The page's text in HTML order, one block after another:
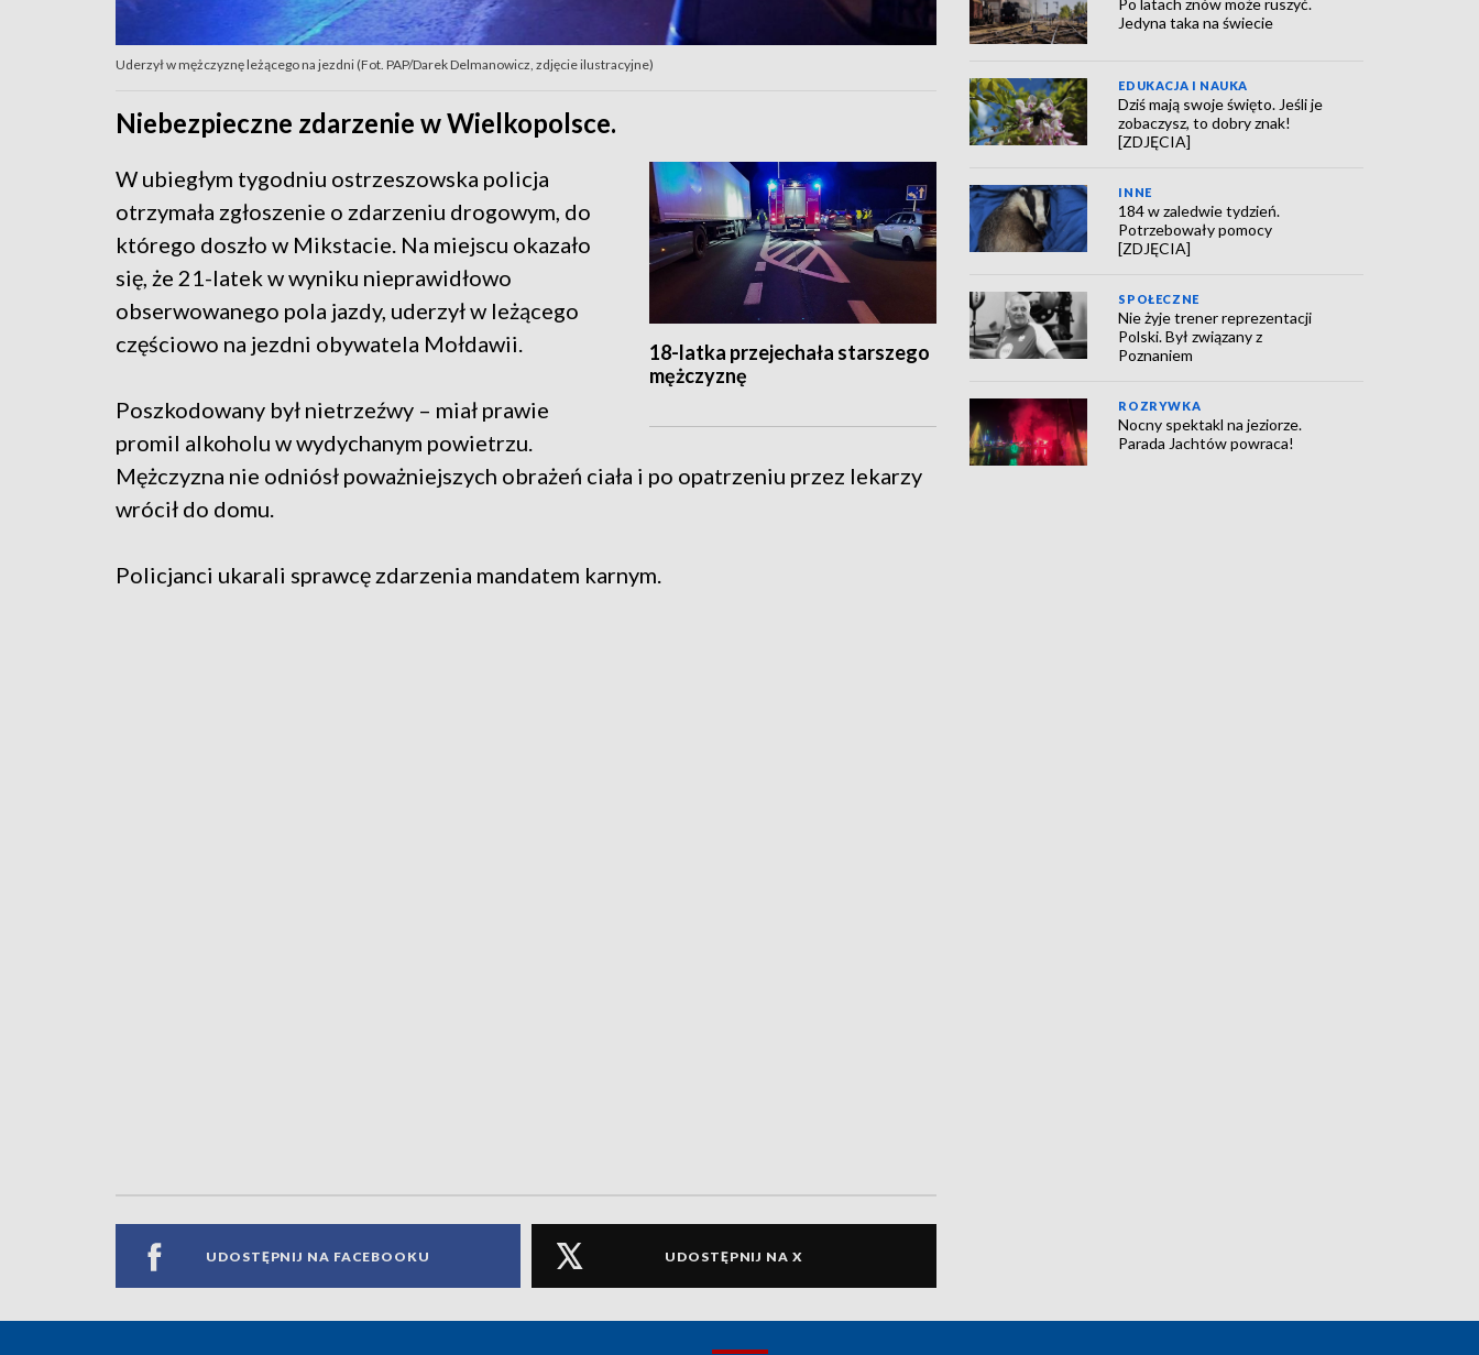
Uderzył w mężczyznę leżącego na jezdni (Fot. PAP/Darek Delmanowicz, zdjęcie ilustracyjne)
Niebezpieczne zdarzenie w Wielkopolsce.
18-latka przejechała starszego
mężczyznę
W ubiegłym tygodniu ostrzeszowska policja
otrzymała zgłoszenie o zdarzeniu drogowym, do
którego doszło w Mikstacie. Na miejscu okazało
się, że 21-latek w wyniku nieprawidłowo
obserwowanego pola jazdy, uderzył w leżącego
częściowo na jezdni obywatela Mołdawii.
Poszkodowany był nietrzeźwy – miał prawie
promil alkoholu w wydychanym powietrzu.
Mężczyzna nie odniósł poważniejszych obrażeń ciała i po opatrzeniu przez lekarzy
wrócił do domu.
Policjanci ukarali sprawcę zdarzenia mandatem karnym.
UDOSTĘPNIJ NA FACEBOOKU UDOSTĘPNIJ NA X
Jedyna taka na świecie
EDUKACJA I NAUKA
Dziś mają swoje święto. Jeśli je
zobaczysz, to dobry znak!
[ZDJĘCIA]
INNE
184 w zaledwie tydzień.
Potrzebowały pomocy
[ZDJĘCIA]
SPOŁECZNE
Nie żyje trener reprezentacji
Polski. Był związany z
Poznaniem
ROZRYWKA
Nocny spektakl na jeziorze.
Parada Jachtów powraca!